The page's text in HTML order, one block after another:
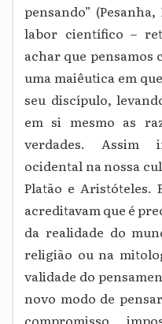
pensando”
labor científico –
achar que pensamos
uma maiêutica em
seu discípulo,
em si mesmo as
verdades. Assim
ocidental na nossa
Platão e Aristóteles.
acreditavam que é
da realidade do
religião ou na
validade do
novo modo de
compromisso